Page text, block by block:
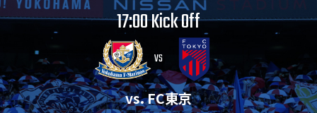
17:00 Kick Off
VS
vs. FC東京